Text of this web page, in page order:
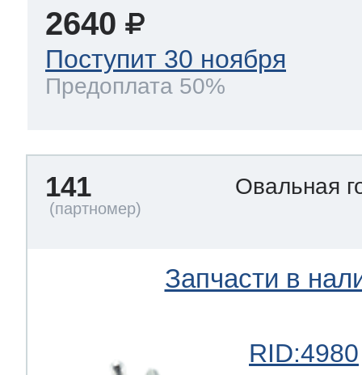
2640
Поступит 30 ноября
Предоплата 50%
141 Овальная
Запчасти в
RID:4980